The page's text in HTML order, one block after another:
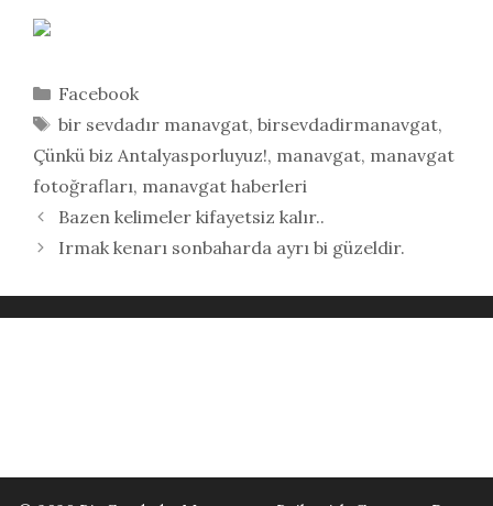
Kategoriler
Facebook
Etiketler
bir sevdadır manavgat, birsevdadirmanavgat,
Çünkü biz Antalyasporluyuz!, manavgat, manavgat
fotoğrafları, manavgat haberleri
Bazen kelimeler kifayetsiz kalır..
Irmak kenarı sonbaharda ayrı bi güzeldir.